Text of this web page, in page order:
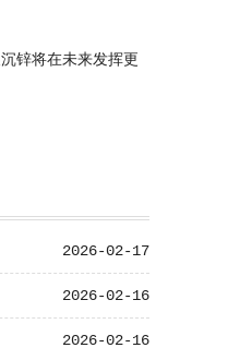
锌将在未来发挥更
2026-02-17
2026-02-16
2026-02-16